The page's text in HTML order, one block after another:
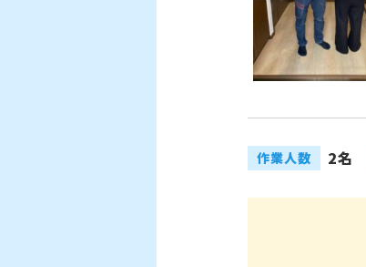
作業人数 2名